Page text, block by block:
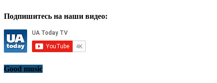
Подпишитесь на наши видео:
Good music